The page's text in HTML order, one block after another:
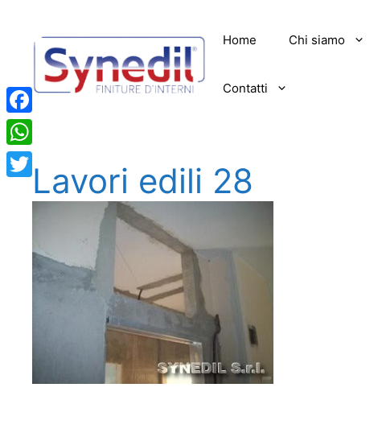
contenuto
Home Chi siamo
Contatti
Lavori edili 28
Facebook
WhatsApp
Twitter